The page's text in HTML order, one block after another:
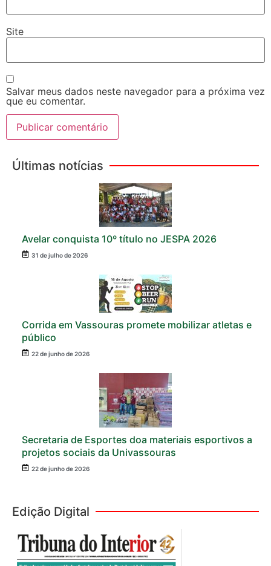
Site
Salvar meus dados neste navegador para a próxima vez
que eu comentar.
Últimas notícias
Avelar conquista 10º título no JESPA 2026
31 de julho de 2026
Corrida em Vassouras promete mobilizar atletas e
público
22 de junho de 2026
Secretaria de Esportes doa materiais esportivos a
projetos sociais da Univassouras
22 de junho de 2026
Edição Digital